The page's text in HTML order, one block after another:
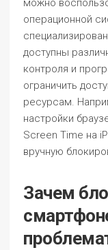
можно
операционной
доступны
контроля и
ограничить
ресурсам.
настройки
Screen Time на
вручную
Зачем